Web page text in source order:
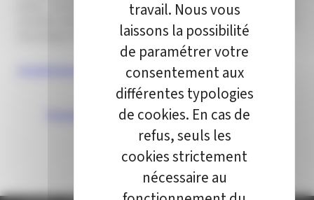
prime : on ne vient pas à Champa Loisirs pour consommer des
activités, mais pour se « frotter » à la vie de groupe dans un esprit
de partage et de respect de l’autre.
DOSSIER INSCRIPTION SCOLAIRE 2024 2025
Restaurant scolaire
travail. Nous vous
laissons la possibilité
de paramétrer votre
consentement aux
différentes typologies
de cookies. En cas de
refus, seuls les
cookies strictement
nécessaire au